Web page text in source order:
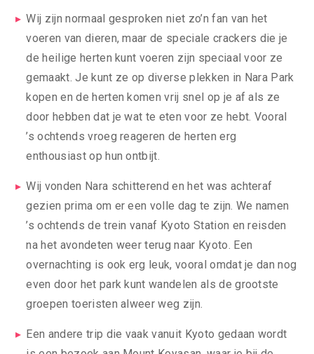
Wij zijn normaal gesproken niet zo’n fan van het
voeren van dieren, maar de speciale crackers die je
de heilige herten kunt voeren zijn speciaal voor ze
gemaakt. Je kunt ze op diverse plekken in Nara Park
kopen en de herten komen vrij snel op je af als ze
door hebben dat je wat te eten voor ze hebt. Vooral
’s ochtends vroeg reageren de herten erg
enthousiast op hun ontbijt.
Wij vonden Nara schitterend en het was achteraf
gezien prima om er een volle dag te zijn. We namen
’s ochtends de trein vanaf Kyoto Station en reisden
na het avondeten weer terug naar Kyoto. Een
overnachting is ook erg leuk, vooral omdat je dan nog
even door het park kunt wandelen als de grootste
groepen toeristen alweer weg zijn.
Een andere trip die vaak vanuit Kyoto gedaan wordt